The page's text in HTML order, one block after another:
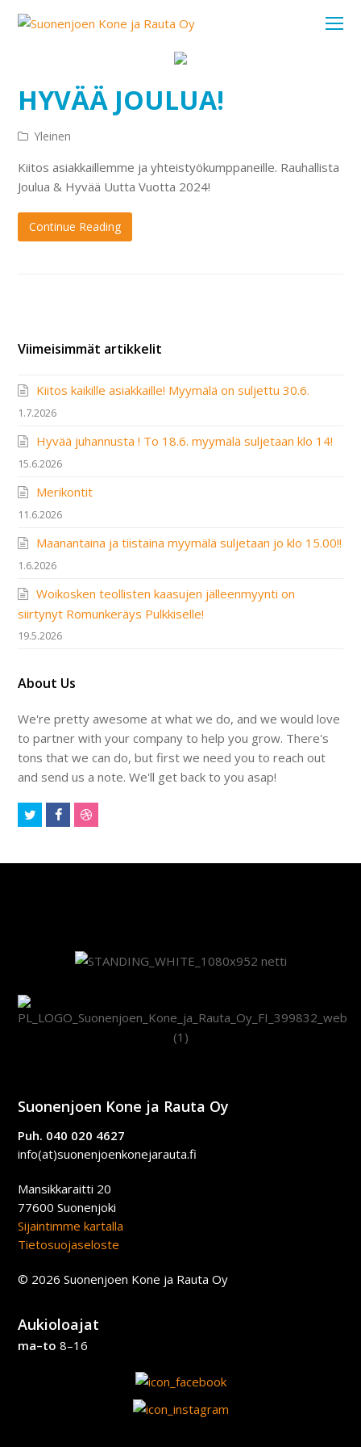
HYVÄÄ JOULUA!
Yleinen
Kiitos asiakkaillemme ja yhteistyökumppaneille. Rauhallista
Joulua & Hyvää Uutta Vuotta 2024!
Continue Reading
Viimeisimmät artikkelit
Kiitos kaikille asiakkaille! Myymälä on suljettu 30.6.
1.7.2026
Hyvää juhannusta ! To 18.6. myymälä suljetaan klo 14!
15.6.2026
Merikontit
11.6.2026
Maanantaina ja tiistaina myymälä suljetaan jo klo 15.00!!
1.6.2026
Woikosken teollisten kaasujen jälleenmyynti on
siirtynyt Romunkeräys Pulkkiselle!
19.5.2026
About Us
We're pretty awesome at what we do, and we would love
to partner with your company to help you grow. There's
tons that we can do, but first we need you to reach out
and send us a note. We'll get back to you asap!
TwitterFacebookDribbble
Suonenjoen Kone ja Rauta Oy
Puh. 040 020 4627
info(at)suonenjoenkonejarauta.fi
Mansikkaraitti 20
77600 Suonenjoki
Sijaintimme kartalla
Tietosuojaseloste
© 2026 Suonenjoen Kone ja Rauta Oy
Aukioloajat
ma–to 8–16